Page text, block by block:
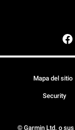
© Garmin Ltd. o
Mapa del sitio
Security